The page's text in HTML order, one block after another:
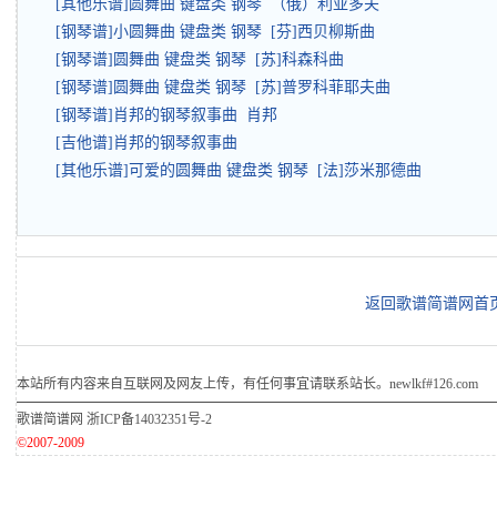
[其他乐谱]圆舞曲 键盘类 钢琴 （俄）利亚多夫
[钢琴谱]小圆舞曲 键盘类 钢琴 [芬]西贝柳斯曲
[钢琴谱]圆舞曲 键盘类 钢琴 [苏]科森科曲
[钢琴谱]圆舞曲 键盘类 钢琴 [苏]普罗科菲耶夫曲
[钢琴谱]肖邦的钢琴叙事曲 肖邦
[吉他谱]肖邦的钢琴叙事曲
[其他乐谱]可爱的圆舞曲 键盘类 钢琴 [法]莎米那德曲
返回歌谱简谱网首
本站所有内容来自互联网及网友上传，有任何事宜请联系站长。newlkf#126.com
歌谱简谱网 浙ICP备14032351号-2
©2007-2009